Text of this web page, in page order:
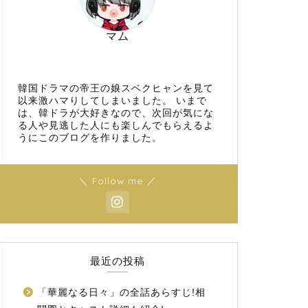
マム
韓国ドラマの帝王の娘スベクヒャンを見て
以来激ハマりしてしまいました。 いまで
は、韓ドラが大好きなので、次回が気にな
る人や見逃した人にも楽しんでもらえるよ
うにこのブログを作りました。
＼ Follow me ／
最近の投稿
「華麗なる日々」の全話あらすじ!相